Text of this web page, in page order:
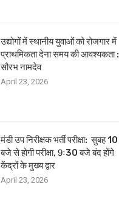
उद्योगों में स्थानीय युवाओं को रोजगार में
प्राथमिकता देना समय की आवश्यकता :
सौरभ नामदेव
April 23, 2026
मंडी उप निरीक्षक भर्ती परीक्षा: सुबह 10
बजे से होगी परीक्षा, 9ः30 बजे बंद होंगे
केंद्रों के मुख्य द्वार
April 23, 2026